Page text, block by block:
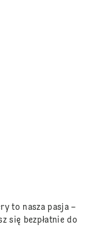
to nasza pasja –
się bezpłatnie do